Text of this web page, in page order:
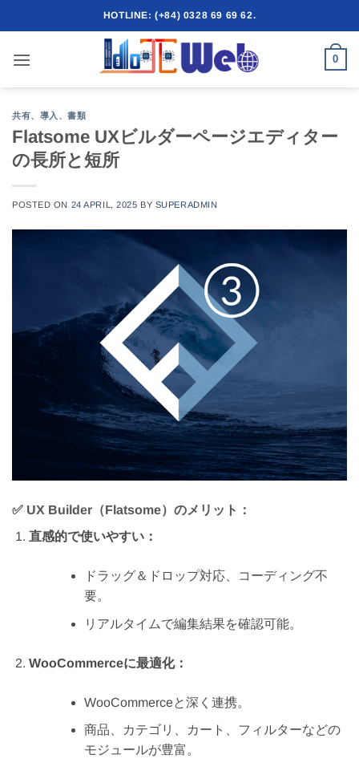
to
HOTLINE: (+84) 0328 69 69 62.
0
共有、 導入 、書類
Flatsome UXビルダーページエディター
の長所と短所
POSTED ON 24 APRIL, 2025 BY SUPERADMIN
✅ UX Builder（Flatsome）のメリット：
直感的で使いやすい：
ドラッグ＆ドロップ対応、コーディング不
要。
リアルタイムで編集結果を確認可能。
WooCommerceに最適化：
WooCommerceと深く連携。
商品、カテゴリ、カート、フィルターなどの
モジュールが豊富。